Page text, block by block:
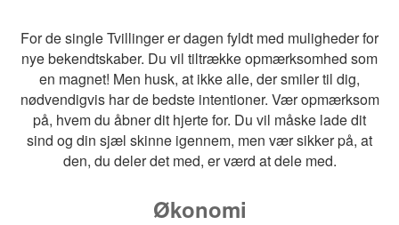
For de single Tvillinger er dagen fyldt med muligheder for
nye bekendtskaber. Du vil tiltrække opmærksomhed som
en magnet! Men husk, at ikke alle, der smiler til dig,
nødvendigvis har de bedste intentioner. Vær opmærksom
på, hvem du åbner dit hjerte for. Du vil måske lade dit
sind og din sjæl skinne igennem, men vær sikker på, at
den, du deler det med, er værd at dele med.
Økonomi